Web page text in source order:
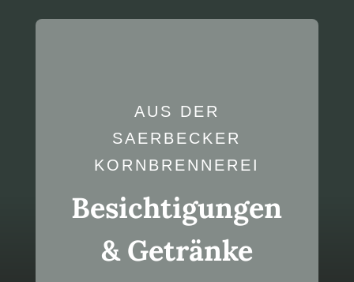
AUS DER
SAERBECKER
KORNBRENNEREI
Besichtigungen
& Getränke